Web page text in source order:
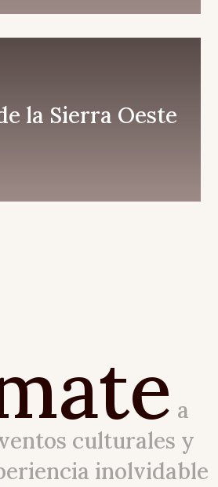
la Sierra Oeste
a
culturales y
inolvidable